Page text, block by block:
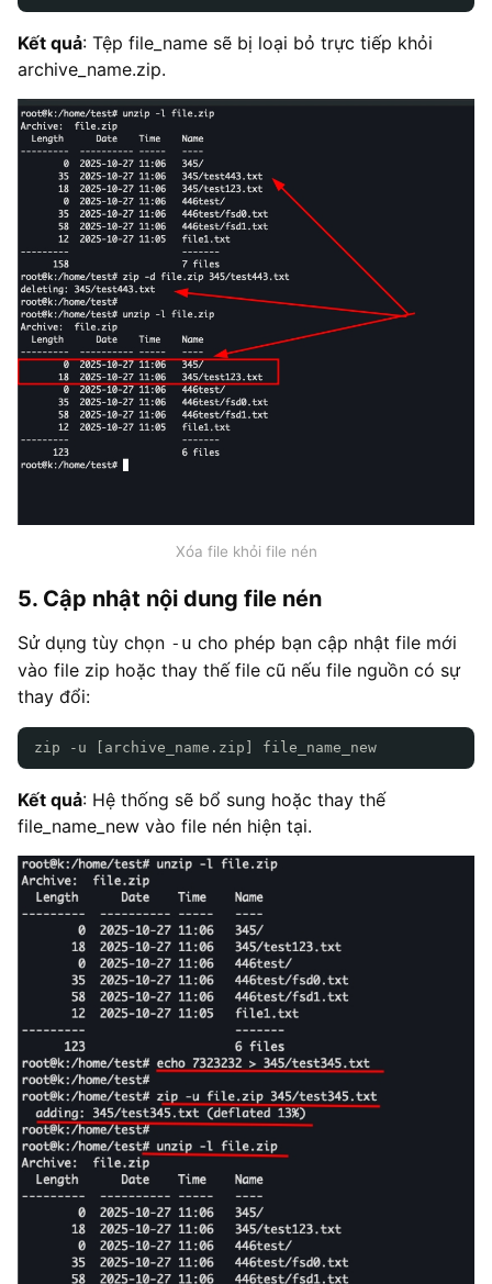
Kết quả: Tệp file_name sẽ bị loại bỏ trực tiếp khỏi
archive_name.zip.
Xóa file khỏi file nén
5. Cập nhật nội dung file nén
Sử dụng tùy chọn -u cho phép bạn cập nhật file mới
vào file zip hoặc thay thế file cũ nếu file nguồn có sự
thay đổi:
zip -u [archive_name.zip] file_name_new
Kết quả: Hệ thống sẽ bổ sung hoặc thay thế
file_name_new vào file nén hiện tại.